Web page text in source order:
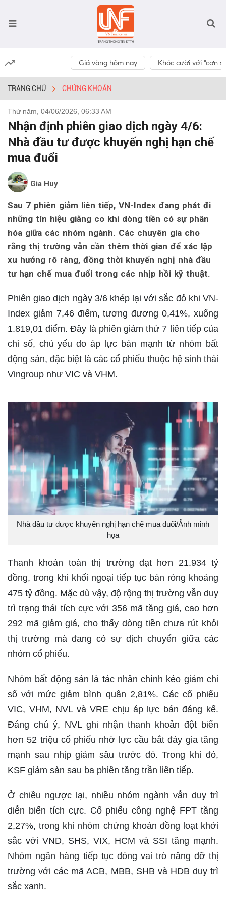
Giá vàng hôm nay Khóc cười với “cơn
TRANG CHỦ CHỨNG KHOÁN
Thứ năm, 04/06/2026, 06:33 AM
Nhận định phiên giao dịch ngày 4/6:
Nhà đầu tư được khuyến nghị hạn chế
mua đuổi
Gia Huy
Sau 7 phiên giảm liên tiếp, VN-Index đang phát đi
những tín hiệu giằng co khi dòng tiền có sự phân
hóa giữa các nhóm ngành. Các chuyên gia cho
rằng thị trường vẫn cần thêm thời gian để xác lập
xu hướng rõ ràng, đồng thời khuyến nghị nhà đầu
tư hạn chế mua đuổi trong các nhịp hồi kỹ thuật.
Phiên giao dịch ngày 3/6 khép lại với sắc đỏ khi VN-
Index giảm 7,46 điểm, tương đương 0,41%, xuống
1.819,01 điểm. Đây là phiên giảm thứ 7 liên tiếp của
chỉ số, chủ yếu do áp lực bán mạnh từ nhóm bất
động sản, đặc biệt là các cổ phiếu thuộc hệ sinh thái
Vingroup như VIC và VHM.
Nhà đầu tư được khuyến nghị hạn chế mua đuổi/Ảnh minh
họa
Thanh khoản toàn thị trường đạt hơn 21.934 tỷ
đồng, trong khi khối ngoại tiếp tục bán ròng khoảng
475 tỷ đồng. Mặc dù vậy, độ rộng thị trường vẫn duy
trì trạng thái tích cực với 356 mã tăng giá, cao hơn
292 mã giảm giá, cho thấy dòng tiền chưa rút khỏi
thị trường mà đang có sự dịch chuyển giữa các
nhóm cổ phiếu.
Nhóm bất động sản là tác nhân chính kéo giảm chỉ
số với mức giảm bình quân 2,81%. Các cổ phiếu
VIC, VHM, NVL và VRE chịu áp lực bán đáng kể.
Đáng chú ý, NVL ghi nhận thanh khoản đột biến
hơn 52 triệu cổ phiếu nhờ lực cầu bắt đáy gia tăng
mạnh sau nhịp giảm sâu trước đó. Trong khi đó,
KSF giảm sàn sau ba phiên tăng trần liên tiếp.
Ở chiều ngược lại, nhiều nhóm ngành vẫn duy trì
diễn biến tích cực. Cổ phiếu công nghệ FPT tăng
2,27%, trong khi nhóm chứng khoán đồng loạt khởi
sắc với VND, SHS, VIX, HCM và SSI tăng mạnh.
Nhóm ngân hàng tiếp tục đóng vai trò nâng đỡ thị
trường với các mã ACB, MBB, SHB và HDB duy trì
sắc xanh.